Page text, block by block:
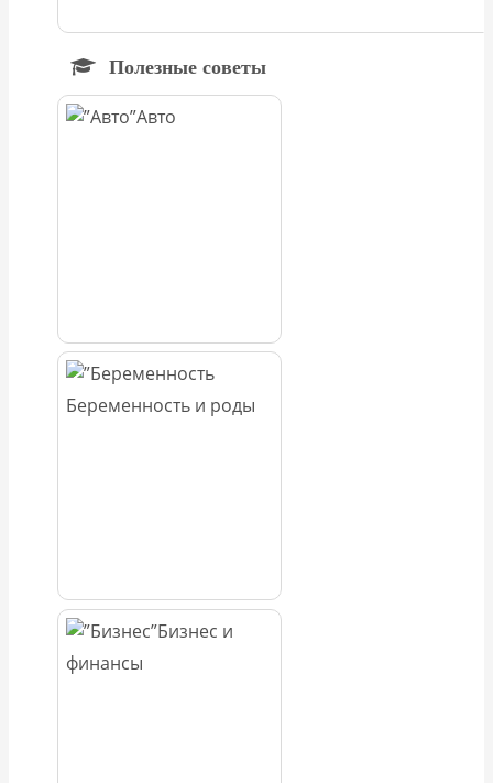
Полезные советы
Авто
Беременность и роды
Бизнес и
финансы